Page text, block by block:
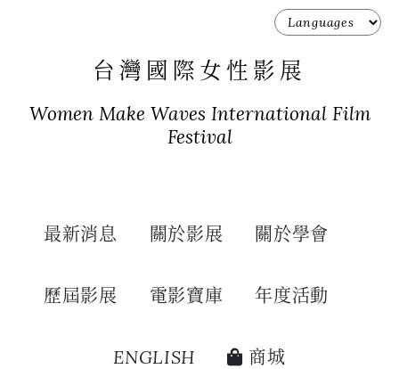
台灣國際女性影展
Women Make Waves International Film
Festival
最新消息 關於影展 關於學會
歷屆影展 電影寶庫 年度活動
ENGLISH 商城